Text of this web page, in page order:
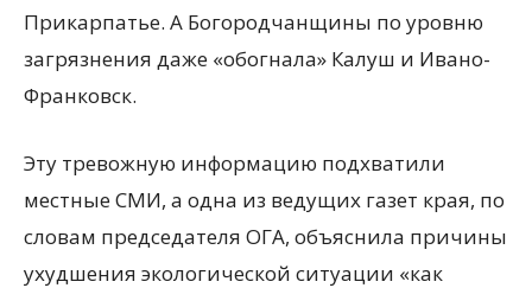
Прикарпатье. А Богородчанщины по уровню
загрязнения даже «обогнала» Калуш и Ивано-
Франковск.
Эту тревожную информацию подхватили
местные СМИ, а одна из ведущих газет края, по
словам председателя ОГА, объяснила причины
ухудшения экологической ситуации «как